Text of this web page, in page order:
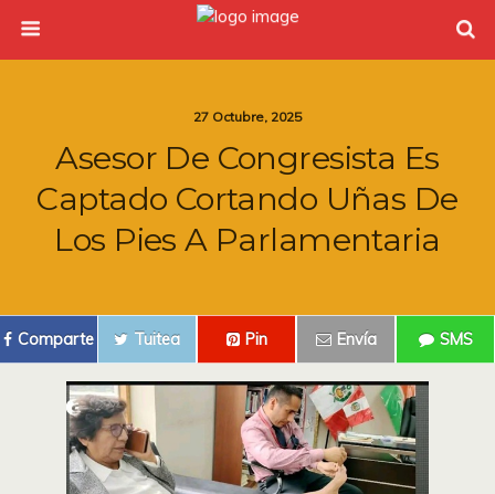
27 Octubre, 2025
Asesor De Congresista Es
Captado Cortando Uñas De
Los Pies A Parlamentaria
Comparte Tuitea Pin Envía SMS